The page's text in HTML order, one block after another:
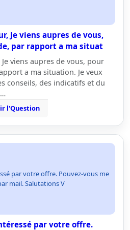
Je viens aupres de vous,
par rapport a ma situat
viens aupres de vous, pour
a ma situation. Je veux
conseils, des indicatifs et du
l'Question
par votre offre. Pouvez-vous me
mail. Salutations V
par votre offre.